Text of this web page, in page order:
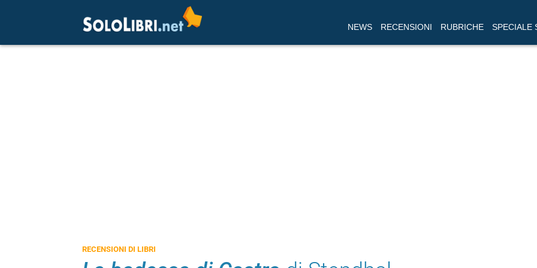
NEWS RECENSIONI RUBRICHE SPECIALE
RECENSIONI DI LIBRI